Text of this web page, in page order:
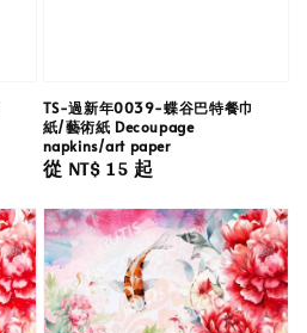
TS-過新年0039-蝶谷巴特餐巾
紙/藝術紙 Decoupage
napkins/art paper
Regular
從 NT$ 15起